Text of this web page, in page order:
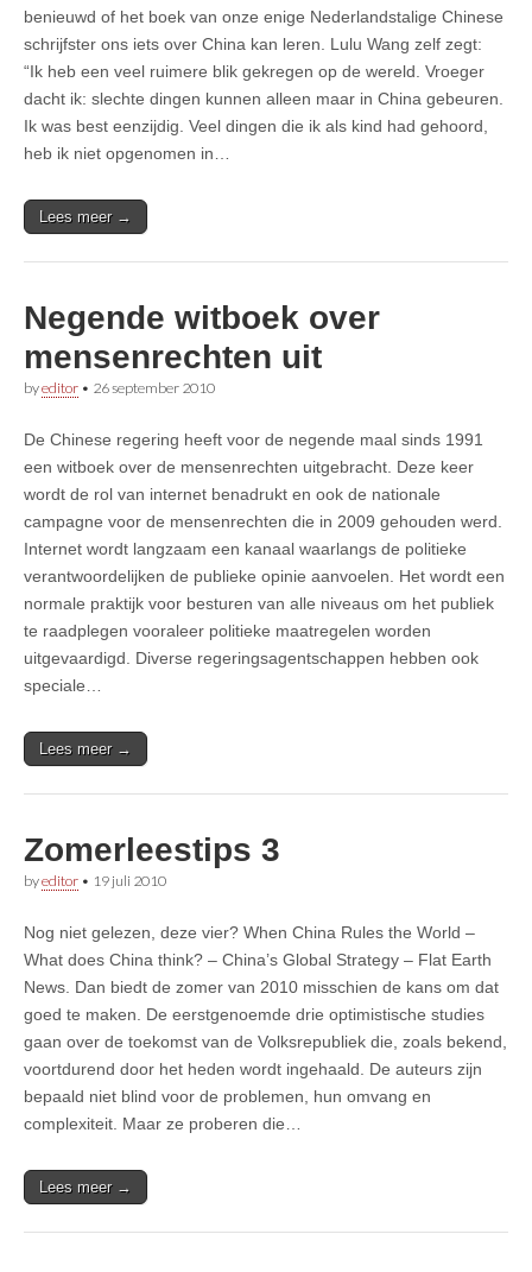
benieuwd of het boek van onze enige Nederlandstalige Chinese
schrijfster ons iets over China kan leren. Lulu Wang zelf zegt:
“Ik heb een veel ruimere blik gekregen op de wereld. Vroeger
dacht ik: slechte dingen kunnen alleen maar in China gebeuren.
Ik was best eenzijdig. Veel dingen die ik als kind had gehoord,
heb ik niet opgenomen in…
Lees meer →
Negende witboek over
mensenrechten uit
byeditor • 26 september 2010
De Chinese regering heeft voor de negende maal sinds 1991
een witboek over de mensenrechten uitgebracht. Deze keer
wordt de rol van internet benadrukt en ook de nationale
campagne voor de mensenrechten die in 2009 gehouden werd.
Internet wordt langzaam een kanaal waarlangs de politieke
verantwoordelijken de publieke opinie aanvoelen. Het wordt een
normale praktijk voor besturen van alle niveaus om het publiek
te raadplegen vooraleer politieke maatregelen worden
uitgevaardigd. Diverse regeringsagentschappen hebben ook
speciale…
Lees meer →
Zomerleestips 3
byeditor • 19 juli 2010
Nog niet gelezen, deze vier? When China Rules the World –
What does China think? – China’s Global Strategy – Flat Earth
News. Dan biedt de zomer van 2010 misschien de kans om dat
goed te maken. De eerstgenoemde drie optimistische studies
gaan over de toekomst van de Volksrepubliek die, zoals bekend,
voortdurend door het heden wordt ingehaald. De auteurs zijn
bepaald niet blind voor de problemen, hun omvang en
complexiteit. Maar ze proberen die…
Lees meer →